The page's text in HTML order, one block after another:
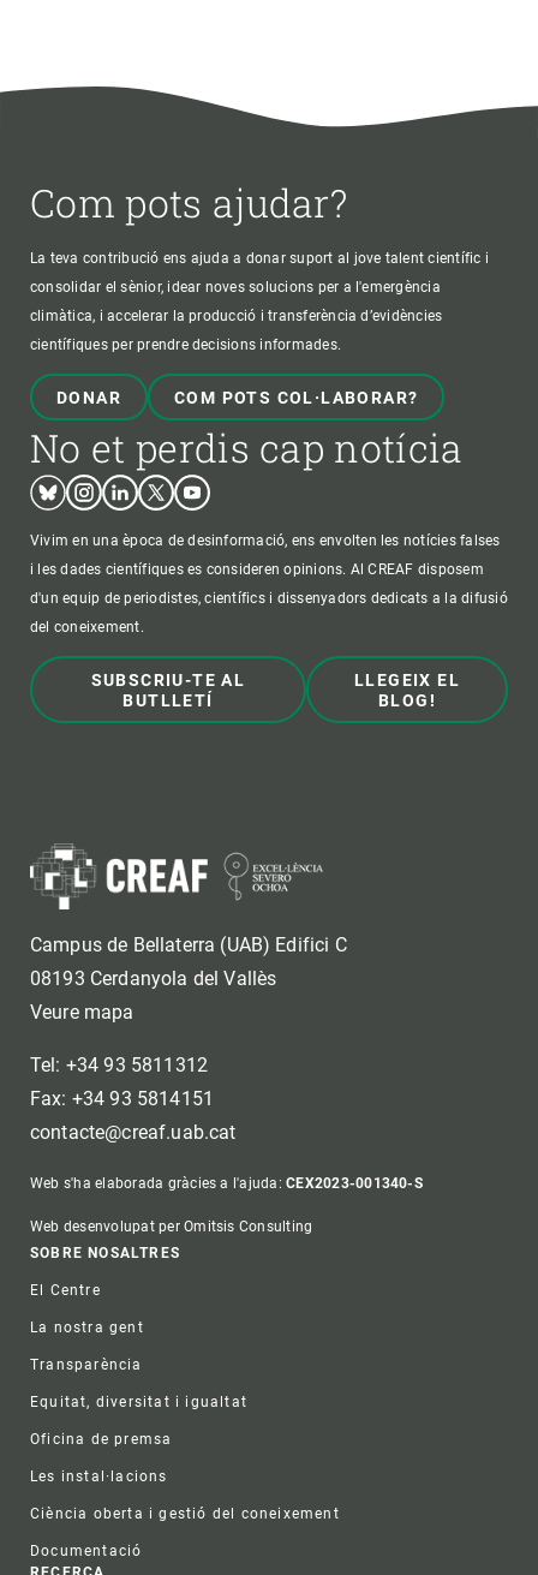
Com pots ajudar?
La teva contribució ens ajuda a donar suport al jove talent científic i
consolidar el sènior, idear noves solucions per a l'emergència
climàtica, i accelerar la producció i transferència d’evidències
científiques per prendre decisions informades.
DONAR COM POTS COL·LABORAR?
No et perdis cap notícia
BlueskyInstagram
LinkedinTwitterYoutube
Vivim en una època de desinformació, ens envolten les notícies falses
i les dades científiques es consideren opinions. Al CREAF disposem
d'un equip de periodistes, científics i dissenyadors dedicats a la difusió
del coneixement.
SUBSCRIU-TE AL
BUTLLETÍ
LLEGEIX EL
BLOG!
Campus de Bellaterra (UAB) Edifici C
08193 Cerdanyola del Vallès
Veure mapa
Tel: +34 93 5811312
Fax: +34 93 5814151
contacte@creaf.uab.cat
Web s'ha elaborada gràcies a l'ajuda:CEX2023-001340-S
Web desenvolupat per Omitsis Consulting
Footer
SOBRE NOSALTRES
El Centre
La nostra gent
Transparència
Equitat, diversitat i igualtat
Oficina de premsa
Les instal·lacions
Ciència oberta i gestió del coneixement
Documentació